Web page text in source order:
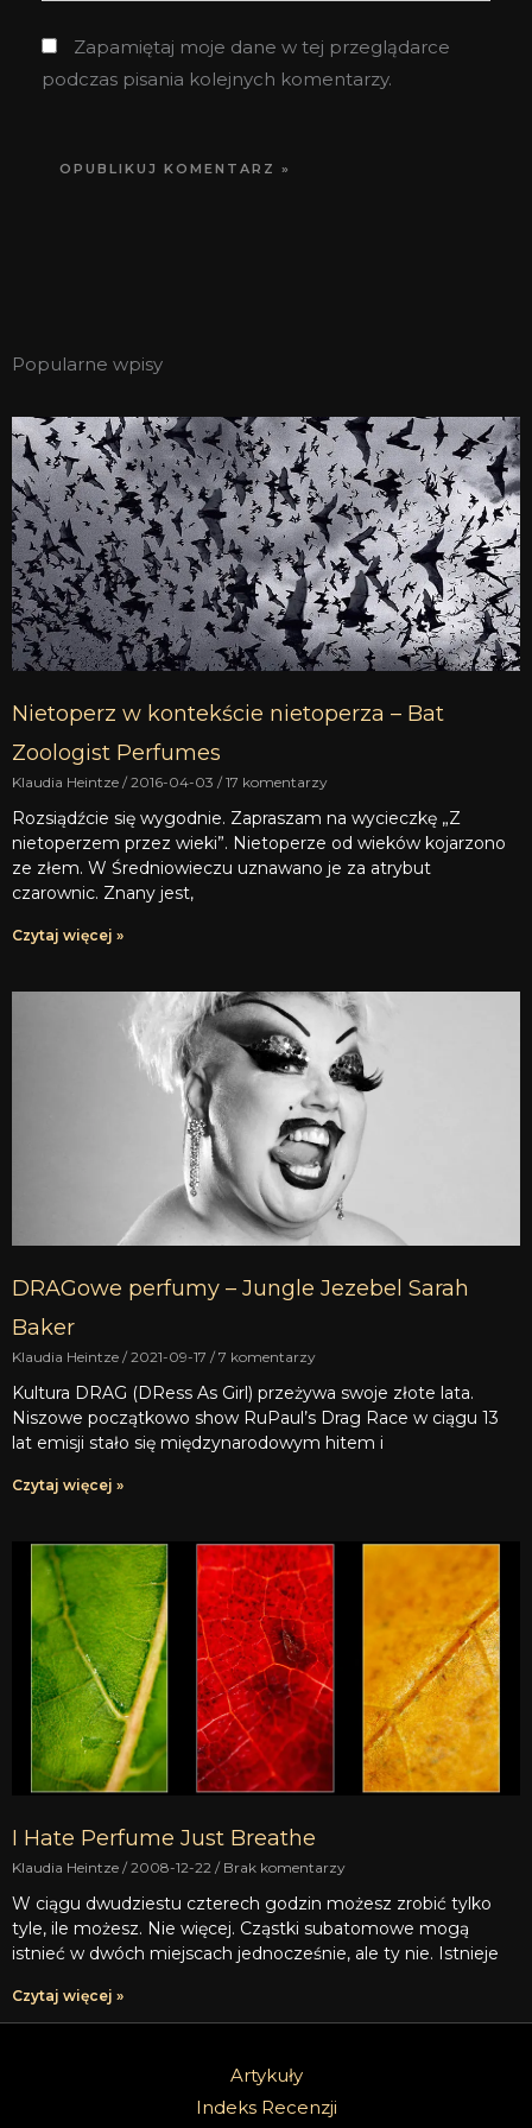
Zapamiętaj moje dane w tej przeglądarce
podczas pisania kolejnych komentarzy.
Popularne wpisy
Nietoperz w kontekście nietoperza – Bat
Zoologist Perfumes
Klaudia Heintze 2016-04-03 17 komentarzy
Rozsiądźcie się wygodnie. Zapraszam na wycieczkę „Z
nietoperzem przez wieki”. Nietoperze od wieków kojarzono
ze złem. W Średniowieczu uznawano je za atrybut
czarownic. Znany jest,
Czytaj więcej »
DRAGowe perfumy – Jungle Jezebel Sarah
Baker
Klaudia Heintze 2021-09-17 7 komentarzy
Kultura DRAG (DRess As Girl) przeżywa swoje złote lata.
Niszowe początkowo show RuPaul’s Drag Race w ciągu 13
lat emisji stało się międzynarodowym hitem i
Czytaj więcej »
I Hate Perfume Just Breathe
Klaudia Heintze 2008-12-22 Brak komentarzy
W ciągu dwudziestu czterech godzin możesz zrobić tylko
tyle, ile możesz. Nie więcej. Cząstki subatomowe mogą
istnieć w dwóch miejscach jednocześnie, ale ty nie. Istnieje
Czytaj więcej »
Artykuły
Indeks Recenzji